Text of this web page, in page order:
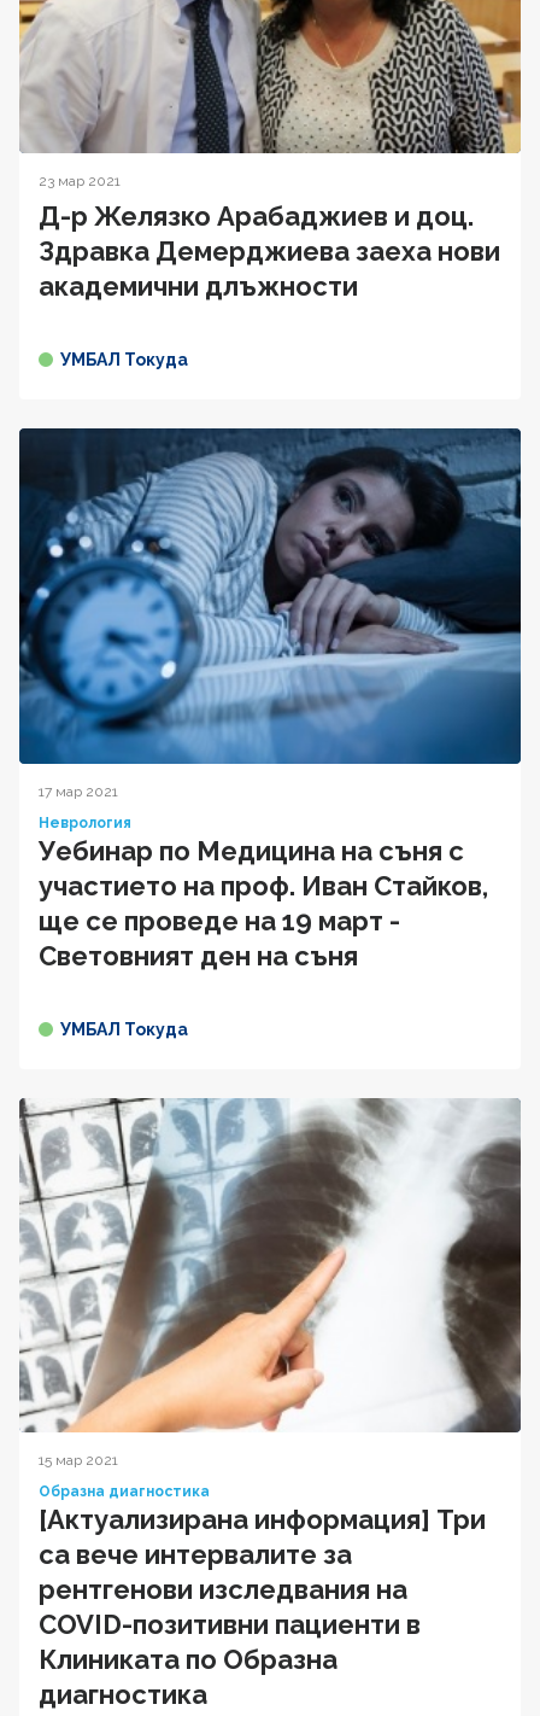
23 мар 2021
Д-р Желязко Арабаджиев и доц.
Здравка Демерджиева заеха нови
академични длъжности
УМБАЛ Токуда
17 мар 2021
Неврология
Уебинар по Медицина на съня с
участието на проф. Иван Стайков,
ще се проведе на 19 март -
Световният ден на съня
УМБАЛ Токуда
15 мар 2021
Образна диагностика
[Актуализирана информация] Три
са вече интервалите за
рентгенови изследвания на
COVID-позитивни пациенти в
Клиниката по Образна
диагностика